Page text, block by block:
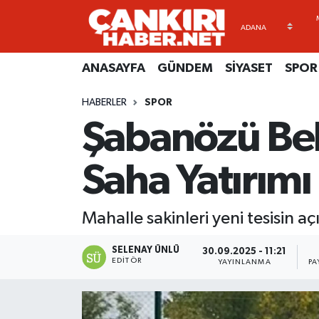
ANASAYFA GÜNDEM SİYASET SPOR
HABERLER SPOR
Şabanözü
Saha Yatırımı
Mahalle sakinleri yeni tesisin
SELENAY ÜNLÜ
EDITÖR
30.09.2025 - 11:21
YAYINLANMA
ANASAYFA
SİYASET
RESMİ İLANLAR
Künye
Gizlilik Sözleşmesi
BİYOGRAFİLER
GÜNDEM
kimdir-nedir-nasil
Merkez Hava Durumu
Süper Lig Puan Durumu ve Fikstür
Tüm Manşetler